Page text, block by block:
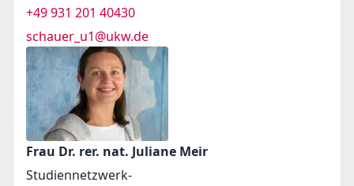
+49 931 201 40430
schauer_u1@ukw.de
Frau Dr. rer. nat. Juliane Meir
Studiennetzwerk-